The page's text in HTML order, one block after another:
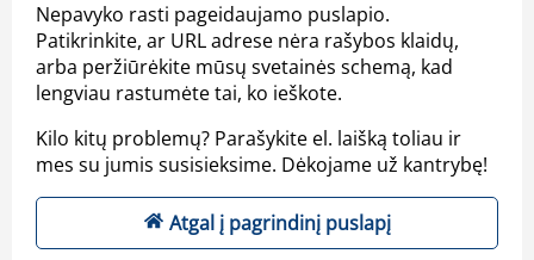
Nepavyko rasti pageidaujamo puslapio.
Patikrinkite, ar URL adrese nėra rašybos klaidų,
arba peržiūrėkite mūsų svetainės schemą, kad
lengviau rastumėte tai, ko ieškote.
Kilo kitų problemų? Parašykite el. laišką toliau ir
mes su jumis susisieksime. Dėkojame už kantrybę!
Atgal į pagrindinį puslapį